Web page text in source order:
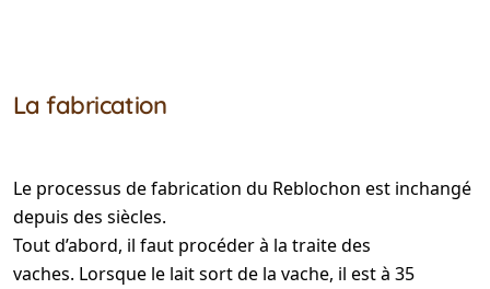
La fabrication
Le processus de fabrication du Reblochon est inchangé
depuis des siècles.
Tout d’abord, il faut procéder à la traite des
vaches. Lorsque le lait sort de la vache, il est à 35